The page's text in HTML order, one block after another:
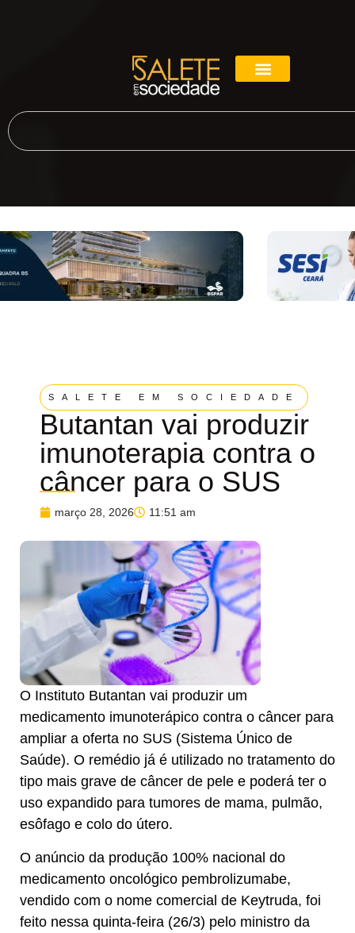
SALETE EM SOCIEDADE
Butantan vai produzir
imunoterapia contra o
câncer para o SUS
março 28, 2026 11:51 am
O Instituto Butantan vai produzir um
medicamento imunoterápico contra o câncer para
ampliar a oferta no SUS (Sistema Único de
Saúde). O remédio já é utilizado no tratamento do
tipo mais grave de câncer de pele e poderá ter o
uso expandido para tumores de mama, pulmão,
esôfago e colo do útero.
O anúncio da produção 100% nacional do
medicamento oncológico pembrolizumabe,
vendido com o nome comercial de Keytruda, foi
feito nessa quinta-feira (26/3) pelo ministro da